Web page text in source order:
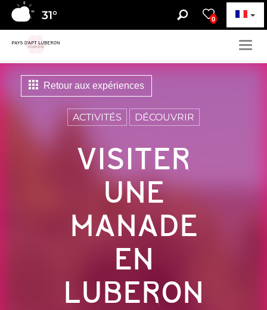
31° 0
Retour aux expériences
ACTIVITÉS DÉCOUVRIR
VISITER
UNE
MANADE
EN
LUBERON